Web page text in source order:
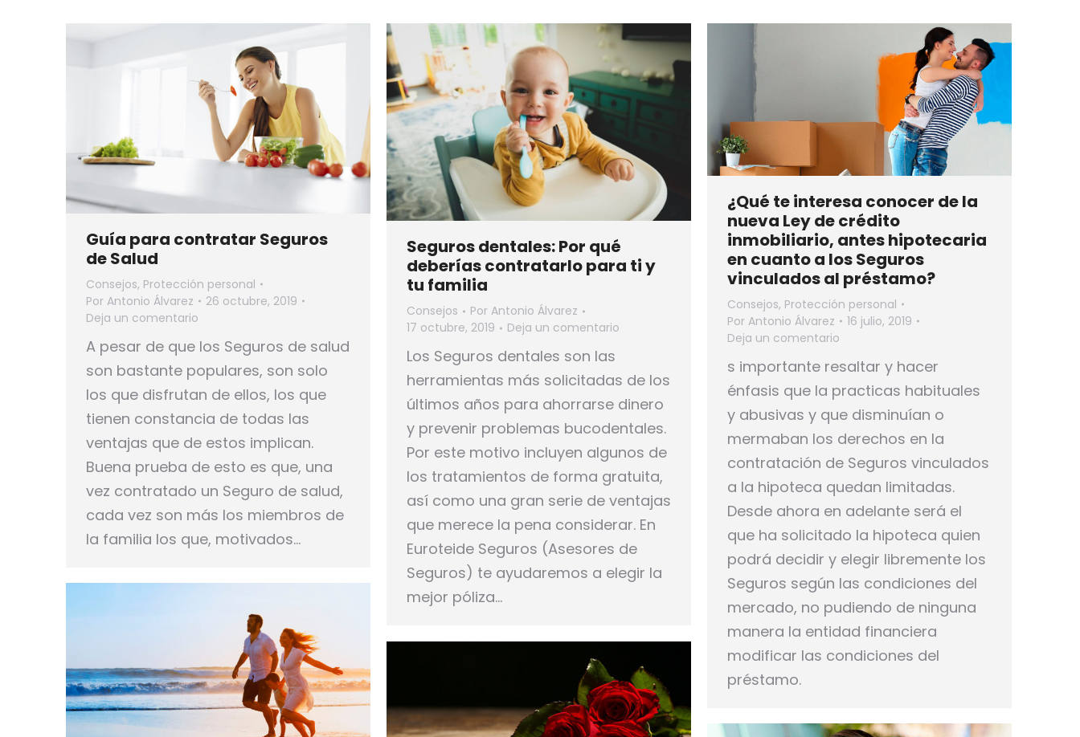
Guía para contratar Seguros
de Salud
Consejos, Protección personal
Por Antonio Álvarez
26 octubre, 2019
Deja un comentario
A pesar de que los Seguros de salud
son bastante populares, son solo
los que disfrutan de ellos, los que
tienen constancia de todas las
ventajas que de estos implican.
Buena prueba de esto es que, una
vez contratado un Seguro de salud,
cada vez son más los miembros de
la familia los que, motivados…
Seguros dentales: Por qué
deberías contratarlo para ti y
tu familia
Consejos Por Antonio Álvarez
17 octubre, 2019
Deja un comentario
Los Seguros dentales son las
herramientas más solicitadas de los
últimos años para ahorrarse dinero
y prevenir problemas bucodentales.
Por este motivo incluyen algunos de
los tratamientos de forma gratuita,
así como una gran serie de ventajas
que merece la pena considerar. En
Euroteide Seguros (Asesores de
Seguros) te ayudaremos a elegir la
mejor póliza…
¿Qué te interesa conocer de la
nueva Ley de crédito
inmobiliario, antes hipotecaria
en cuanto a los Seguros
vinculados al préstamo?
Consejos, Protección personal
Por Antonio Álvarez
16 julio, 2019
Deja un comentario
s importante resaltar y hacer
énfasis que la practicas habituales
y abusivas y que disminuían o
mermaban los derechos en la
contratación de Seguros vinculados
a la hipoteca quedan limitadas.
Desde ahora en adelante será el
que ha solicitado la hipoteca quien
podrá decidir y elegir libremente los
Seguros según las condiciones del
mercado, no pudiendo de ninguna
manera la entidad financiera
modificar las condiciones del
préstamo.